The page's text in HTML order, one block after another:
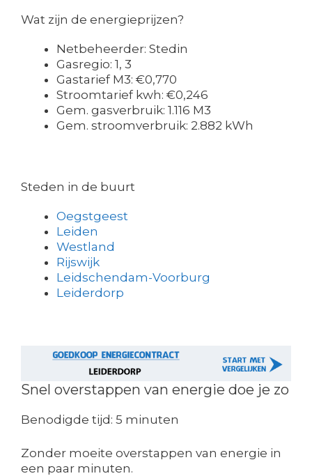
Wat zijn de energieprijzen?
Netbeheerder: Stedin
Gasregio: 1, 3
Gastarief M3: €0,770
Stroomtarief kwh: €0,246
Gem. gasverbruik: 1.116 M3
Gem. stroomverbruik: 2.882 kWh
Steden in de buurt
Oegstgeest
Leiden
Westland
Rijswijk
Leidschendam-Voorburg
Leiderdorp
Snel overstappen van energie doe je zo
Benodigde tijd: 5 minuten
Zonder moeite overstappen van energie in
een paar minuten.